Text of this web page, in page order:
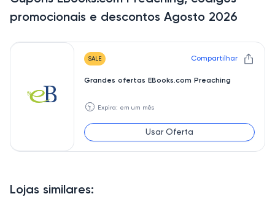
Lojas similares:
promocionais e descontos Agosto 2026
SALE Compartilhar
Grandes ofertas EBooks.com Preaching
🕥 Expira: em um mês
Usar Oferta